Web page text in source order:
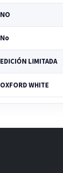
NO
No
EDICIÓN LIMITADA
OXFORD WHITE